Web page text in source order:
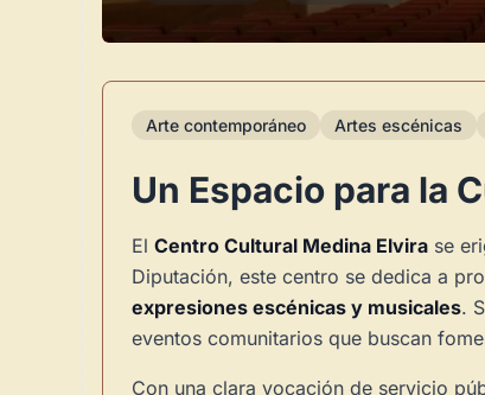
Arte contemporáneo Artes escénicas
Un Espacio para la
El Centro Cultural Medina Elvira se
Diputación, este centro se dedica a
expresiones escénicas y musicales.
eventos comunitarios que buscan
Con una clara vocación de servicio